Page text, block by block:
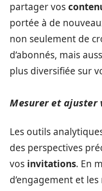
partager vos
portée à de
non seulement de
d’abonnés, mais
plus diversifiée sur
Mesurer et ajuster
Les outils
des perspectives
vos invitations. En
d’engagement et